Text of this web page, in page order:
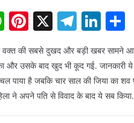
W
at
s
A
Pi
nt
er
e
st
X T
el
e
gr
a
Li
k
e
dI
वक्त की सबसे दुखद और बड़ी खबर सामने आई
और उसके बाद खुद भी कूद गई. जानकारी ये
पाया है जबकि चार साल की जिया का
ने अपने पति से विवाद के बाद ये सब